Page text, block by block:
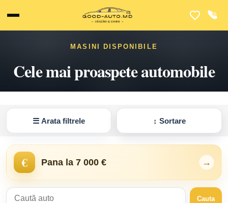
MASINI DISPONIBILE
Cele mai proaspete automobile
☰ Arata filtrele ↕ Sortare
€ Pana la 7 000 € →
Cauta